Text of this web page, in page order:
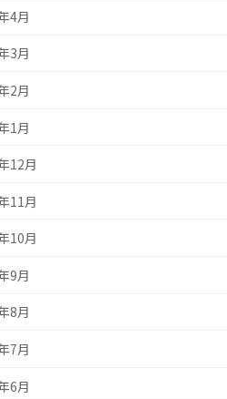
4月
3月
2月
1月
12月
11月
10月
9月
8月
7月
6月